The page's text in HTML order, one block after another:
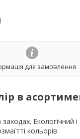
для замовлення
в
Екологічний і
кольорів.